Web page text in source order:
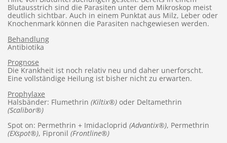
Blutausstrich sind die Parasiten unter dem Mikroskop meist
deutlich sichtbar. Auch in einem Punktat aus Milz, Leber oder
Knochenmark können die Parasiten nachgewiesen werden.
Behandlung
Antibiotika
Prognose
Die Krankheit ist noch relativ neu und daher unerforscht.
Eine vollständige Heilung ist bisher nicht zu erwarten.
Prophylaxe
Halsbänder: Flumethrin (Kiltix®)oder Deltamethrin
(Scalibor®)
Spot on: Permethrin + Imidacloprid (Advantix®), Permethrin
(EXspot®), Fipronil (Frontline®)